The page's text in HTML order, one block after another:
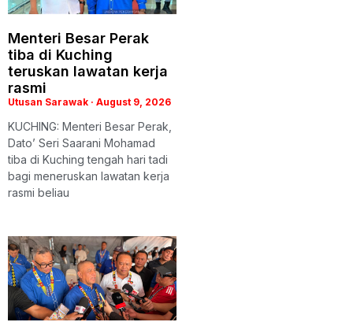
Menteri Besar Perak
tiba di Kuching
teruskan lawatan kerja
rasmi
Utusan Sarawak August 9, 2026
KUCHING: Menteri Besar Perak,
Dato’ Seri Saarani Mohamad
tiba di Kuching tengah hari tadi
bagi meneruskan lawatan kerja
rasmi beliau